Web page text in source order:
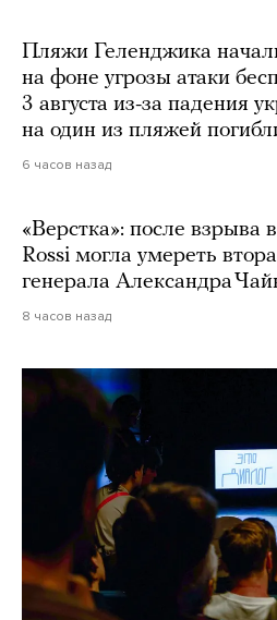
Пляжи Геленджика
на фоне угрозы атаки
3 августа из-за падения
на один из пляжей
6 часов назад
«Верстка»: после взрыва
Rossi могла умереть
генерала Александра
8 часов назад